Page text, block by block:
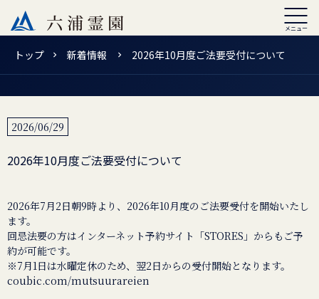
トップ 新着情報 2026年10月度ご法要受付について
2026/06/29
2026年10月度ご法要受付について
2026年7月2日朝9時より、2026年10月度のご法要受付を開始いたし
ます。
回忌法要の方はインターネット予約サイト「STORES」からもご予
約が可能です。
coubic.com/mutsuurareien